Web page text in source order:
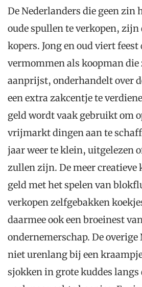
De Nederlanders die geen zin
oude spullen te verkopen, zijn
kopers. Jong en oud viert
vermommen als koopman
aanprijst, onderhandelt over
een extra zakcentje te
geld wordt vaak gebruikt om
vrijmarkt dingen aan te
jaar weer te klein, uitgelezen
zullen zijn. De meer creatieve
geld met het spelen van
verkopen zelfgebakken
daarmee ook een broeinest
ondernemerschap. De
niet urenlang bij een
sjokken in grote kuddes langs